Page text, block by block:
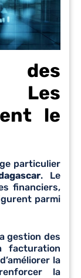
des
Les
le
particulier
. Le
financiers,
parmi
gestion des
facturation
la
la